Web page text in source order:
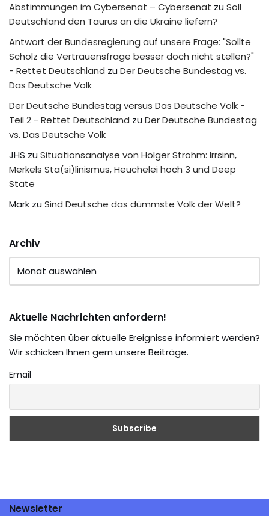
Abstimmungen im Cybersenat – Cybersenat zu Soll
Deutschland den Taurus an die Ukraine liefern?
Antwort der Bundesregierung auf unsere Frage: "Sollte
Scholz die Vertrauensfrage besser doch nicht stellen?"
- Rettet Deutschland zu Der Deutsche Bundestag vs.
Das Deutsche Volk
Der Deutsche Bundestag versus Das Deutsche Volk -
Teil 2 - Rettet Deutschland zu Der Deutsche Bundestag
vs. Das Deutsche Volk
JHS zu Situationsanalyse von Holger Strohm: Irrsinn,
Merkels Sta(si)linismus, Heuchelei hoch 3 und Deep
State
Mark zu Sind Deutsche das dümmste Volk der Welt?
Archiv
Aktuelle Nachrichten anfordern!
Sie möchten über aktuelle Ereignisse informiert werden?
Wir schicken Ihnen gern unsere Beiträge.
Email
Newsletter